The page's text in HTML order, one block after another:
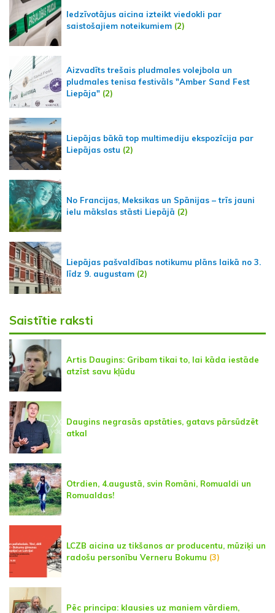
Iedzīvotājus aicina izteikt viedokli par
saistošajiem noteikumiem (2)
Aizvadīts trešais pludmales volejbola un
pludmales tenisa festivāls "Amber Sand Fest
Liepāja" (2)
Liepājas bākā top multimediju ekspozīcija par
Liepājas ostu (2)
No Francijas, Meksikas un Spānijas – trīs jauni
ielu mākslas stāsti Liepājā (2)
Liepājas pašvaldības notikumu plāns laikā no 3.
līdz 9. augustam (2)
Saistītie raksti
Artis Daugins: Gribam tikai to, lai kāda iestāde
atzīst savu kļūdu
Daugins negrasās apstāties, gatavs pārsūdzēt
atkal
Otrdien, 4.augustā, svin Romāni, Romualdi un
Romualdas!
LCZB aicina uz tikšanos ar producentu, mūziķi un
radošu personību Verneru Bokumu (3)
Pēc principa: klausies uz maniem vārdiem,